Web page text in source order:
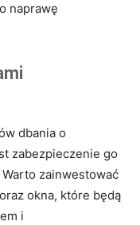
naprawę
dbania o
zabezpieczenie​ go
zainwestować
okna, które będą
i